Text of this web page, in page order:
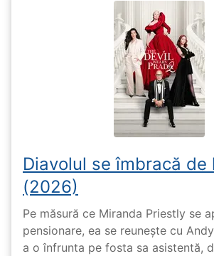
Diavolul se îmbracă de
(2026)
Pe măsură ce Miranda Priestly se
pensionare, ea se reunește cu
a o înfrunta pe fosta sa asistentă,